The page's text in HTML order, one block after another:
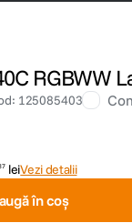
RGBWW
: 125085403
leiVezi detalii
în coș